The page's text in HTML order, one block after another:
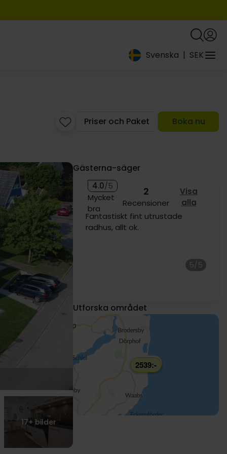
Svenska | SEK
Priser och Paket
Boka nu
17+ bilder
Gästerna-säger
4.0/5
Mycket
bra
2
Recensioner
Visa
alla
Fantastiskt fint utrustade
radhus, allt ok.
5/5
Utforska området
1699:-
1599:-
879:-
2539:-